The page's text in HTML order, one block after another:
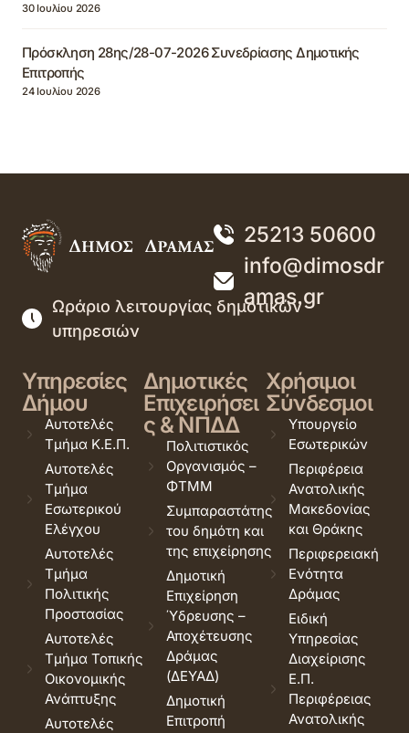
30 Ιουλίου 2026
Πρόσκληση 28ης/28-07-2026 Συνεδρίασης Δημοτικής
Επιτροπής
24 Ιουλίου 2026
25213 50600
info@dimosdr
amas.gr
Ωράριο λειτουργίας δημοτικών
υπηρεσιών
Υπηρεσίες
Δήμου
Αυτοτελές
Τμήμα Κ.Ε.Π.
Αυτοτελές
Τμήμα
Εσωτερικού
Ελέγχου
Αυτοτελές
Τμήμα
Πολιτικής
Προστασίας
Αυτοτελές
Τμήμα Τοπικής
Οικονομικής
Ανάπτυξης
Αυτοτελές
Δημοτικές
Επιχειρήσει
ς & ΝΠΔΔ
Πολιτιστικός
Οργανισμός –
ΦΤΜΜ
Συμπαραστάτης
του δημότη και
της επιχείρησης
Δημοτική
Επιχείρηση
Ύδρευσης –
Αποχέτευσης
Δράμας
(ΔΕΥΑΔ)
Δημοτική
Επιτροπή
Χρήσιμοι
Σύνδεσμοι
Υπουργείο
Εσωτερικών
Περιφέρεια
Ανατολικής
Μακεδονίας
και Θράκης
Περιφερειακή
Ενότητα
Δράμας
Ειδική
Υπηρεσίας
Διαχείρισης
Ε.Π.
Περιφέρειας
Ανατολικής